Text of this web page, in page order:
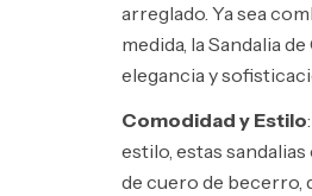
arreglado. Ya sea
medida, la Sandalia
elegancia y
Comodidad y Estilo
estilo, estas
de cuero de becerro,